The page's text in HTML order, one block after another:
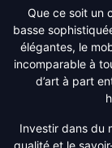
Que ce soit un
basse
élégantes, le
incomparable à
d’art à part
Investir dans du
qualité et le